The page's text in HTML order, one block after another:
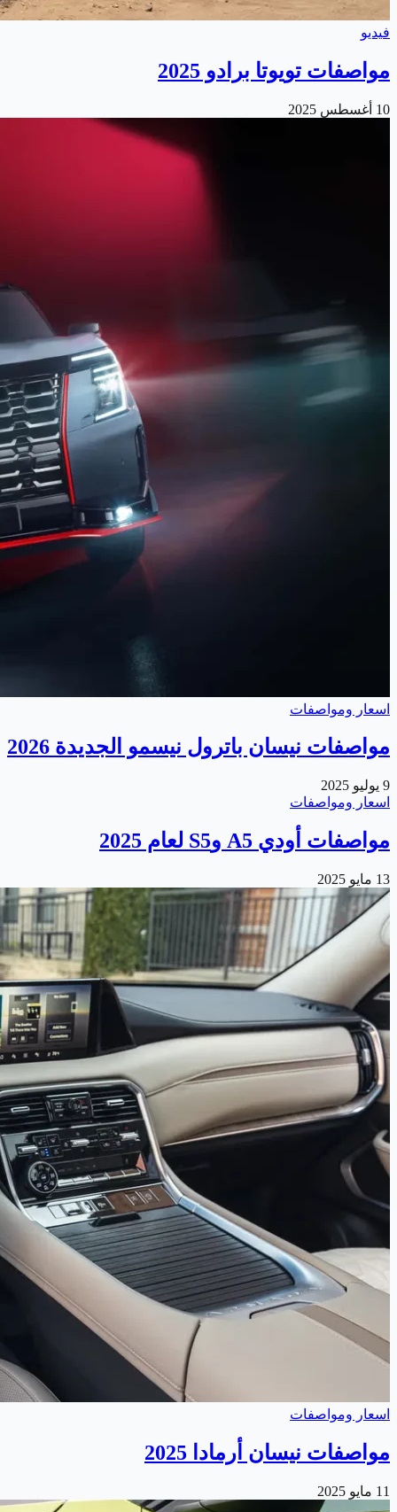
فيديو
مواصفات تويوتا برادو 2025
10 أغسطس 2025
اسعار ومواصفات
مواصفات نيسان باترول نيسمو الجديدة 2026
9 يوليو 2025
اسعار ومواصفات
مواصفات أودي A5 وS5 لعام 2025
13 مايو 2025
اسعار ومواصفات
مواصفات نيسان أرمادا 2025
11 مايو 2025